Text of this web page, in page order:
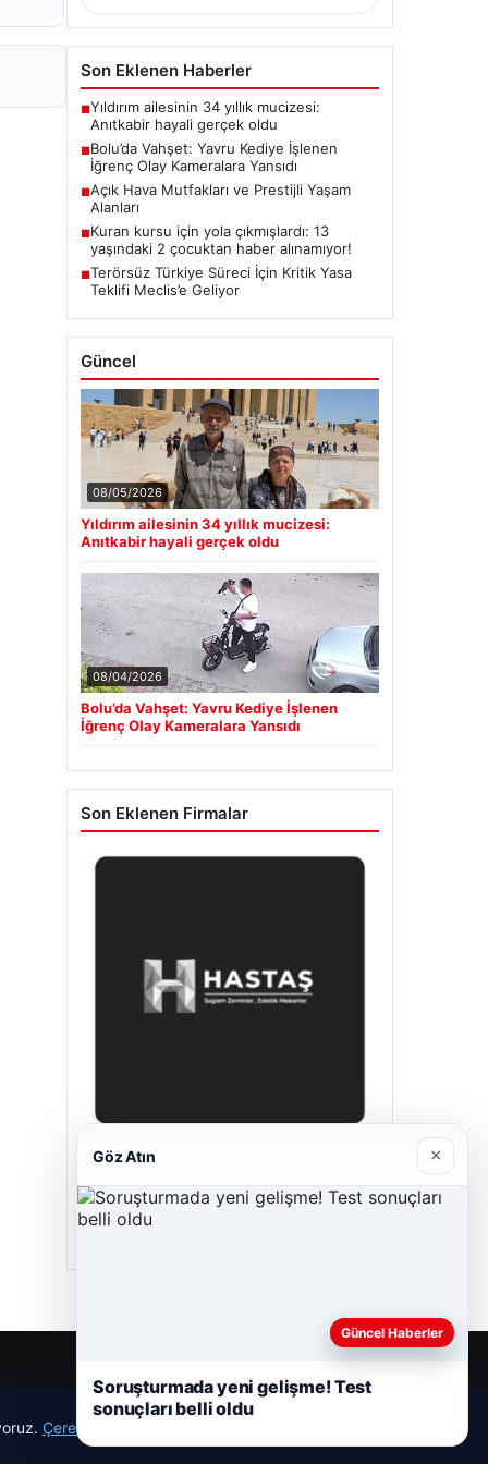
Son Eklenen Haberler
■Yıldırım ailesinin 34 yıllık mucizesi:
Anıtkabir hayali gerçek oldu
■Bolu’da Vahşet: Yavru Kediye İşlenen
İğrenç Olay Kameralara Yansıdı
■Açık Hava Mutfakları ve Prestijli Yaşam
Alanları
■Kuran kursu için yola çıkmışlardı: 13
yaşındaki 2 çocuktan haber alınamıyor!
■Terörsüz Türkiye Süreci İçin Kritik Yasa
Teklifi Meclis’e Geliyor
Güncel
08/05/2026
Yıldırım ailesinin 34 yıllık mucizesi:
Anıtkabir hayali gerçek oldu
08/04/2026
Bolu’da Vahşet: Yavru Kediye İşlenen
İğrenç Olay Kameralara Yansıdı
Son Eklenen Firmalar
Hastaş Beton
05/26/2026
Çerez Politikamız
Göz Atın ×
Güncel Haberler
Soruşturmada yeni gelişme! Test
sonuçları belli oldu